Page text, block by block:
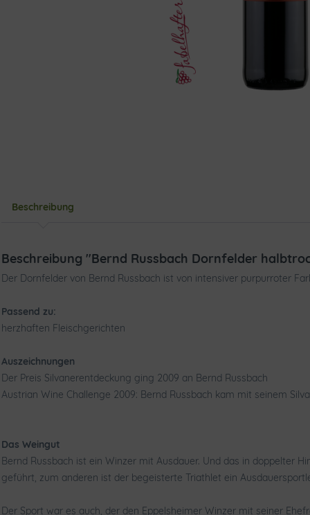
Beschreibung
Beschreibung "Bernd Russbach Dornfelder
Der Dornfelder von Bernd Russbach ist von intensiver purpurroter
Passend zu:
herzhaften Fleischgerichten
Auszeichnungen
Der Preis Silvanerentdeckung ging 2009 an Bernd Russbach
Austrian Wine Challenge 2009: Bernd Russbach kam mit seinem
Das Weingut
Bernd Russbach ist ein Winzer mit Ausdauer. Und das in doppelter
geführt, zum anderen ist der begeisterte Triathlet ein
Der Sport war es auch, der den Eppelsheimer Winzer mit seiner